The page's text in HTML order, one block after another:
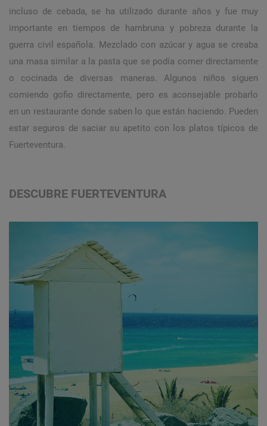
incluso de cebada, se ha utilizado durante años y fue muy
importante en tiempos de hambruna y pobreza durante la
guerra civil española. Mezclado con azúcar y agua se creaba
una masa similar a la pasta que se podía comer directamente
o cocinada de diversas maneras. Algunos niños siguen
comiendo gofio directamente, pero es aconsejable probarlo
en un restaurante donde saben lo que están haciendo. Pueden
estar seguros de saciar su apetito con los platos típicos de
Fuerteventura.
DESCUBRE FUERTEVENTURA